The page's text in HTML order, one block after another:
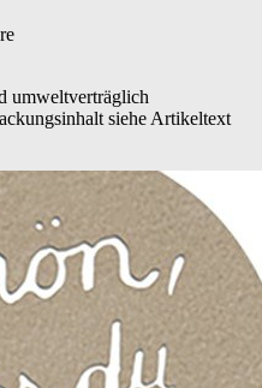
umweltverträglich
siehe Artikeltext